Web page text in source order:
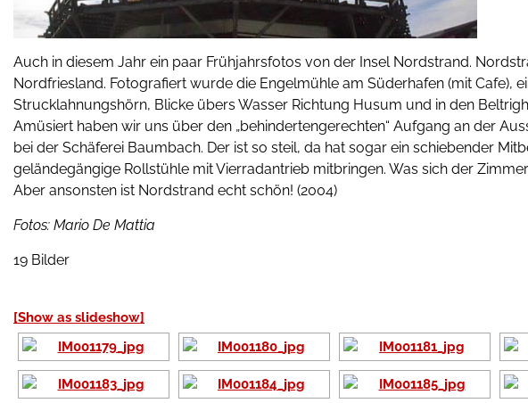
Auch in diesem Jahr ein paar Frühjahrsfotos von der Insel Nordstrand.
Nordfriesland. Fotografiert wurde die Engelmühle am Süderhafen (mit Cafe),
Strucklahnungshörn, Blicke übers Wasser Richtung Husum und in den
Amüsiert haben wir uns über den „behindertengerechten“ Aufgang an der
bei der Schäferei Baumbach. Der ist so steil, da hat sogar ein schiebender
geländegängige Rollstühle mit Vierradantrieb mitbringen. Was sich der
Aber ansonsten ist Nordstrand echt schön! (2004)
Fotos: Mario De Mattia
19 Bilder
[Show as slideshow]